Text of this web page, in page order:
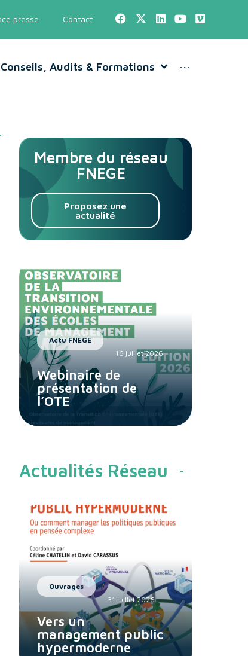
presse Contact
Conseils, Audits & Formations ···
Membre du réseau
FNEGE
Proposez une
actualité
Actu FNEGE
16 juillet 2026
Webinaire de
présentation de
l’OTE
Actualités Réseau
Ouvrages
31 juillet 2026
Vers un
management public
hypermoderne